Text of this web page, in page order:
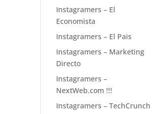
Instagramers – El
Economista
Instagramers – El Pais
Instagramers – Marketing
Directo
Instagramers –
NextWeb.com !!!
Instagramers – TechCrunch